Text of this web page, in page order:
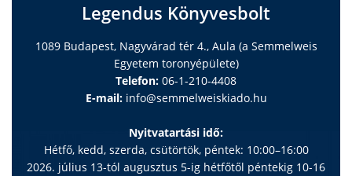
Legendus Könyvesbolt
1089 Budapest, Nagyvárad tér 4., Aula (a Semmelweis
Egyetem toronyépülete)
Telefon: 06-1-210-4408
E-mail: info@semmelweiskiado.hu
Nyitvatartási idő:
Hétfő, kedd, szerda, csütörtök, péntek: 10:00–16:00
2026. július 13-tól augusztus 5-ig hétfőtől péntekig 10-16